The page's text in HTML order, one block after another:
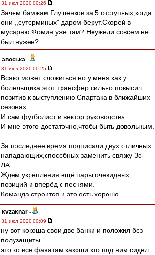
31 июл 2020 00:26
Зачем бамжам Глушенков за 5 отступных,когда
они ,,суторминых" даром берут.Скорей в
мусарню.Фомин уже там? Неужели совсем не
был нужен?
авоська -
31 июл 2020 00:25
Всяко может сложиться,но у меня как у
болельщика этот трансфер сильно повысил
позитив к выступлению Спартака в ближайших
сезонах.
И сам футболист и вектор руководства.
И мне этого достаточно,чтобы быть довольным.
За последнее время подписали двух отличных
нападающих,способных заменить связку Зе-
ЛА.
Ждем укрепления ещё пары очевидных
позиций и вперёд с песнями.
Команда строится и это есть хорошо.
kvzakhar -
31 июл 2020 00:09
ну вот кокоша свои две банки и положил без
полузащиты.
это ко все фанатам какоши кто под ним сидел